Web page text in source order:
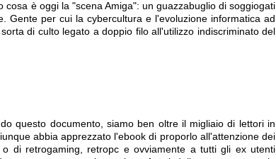
è oggi la "scena Amiga": un guazzabuglio di soggiogati
Gente per cui la cybercultura e l'evoluzione informatica ad
di culto legato a doppio filo all'utilizzo indiscriminato del
questo documento, siamo ben oltre il migliaio di lettori in
abbia apprezzato l'ebook di proporlo all'attenzione dei
di retrogaming, retropc e ovviamente a tutti gli ex utenti